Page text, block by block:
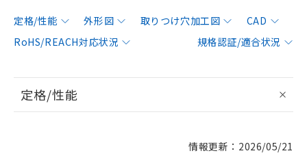
定格/性能 外形図 取りつけ穴加工図
CAD
RoHS/REACH対応状況
規格認証/適合状況
定格/性能
情報更新：2026/05/21